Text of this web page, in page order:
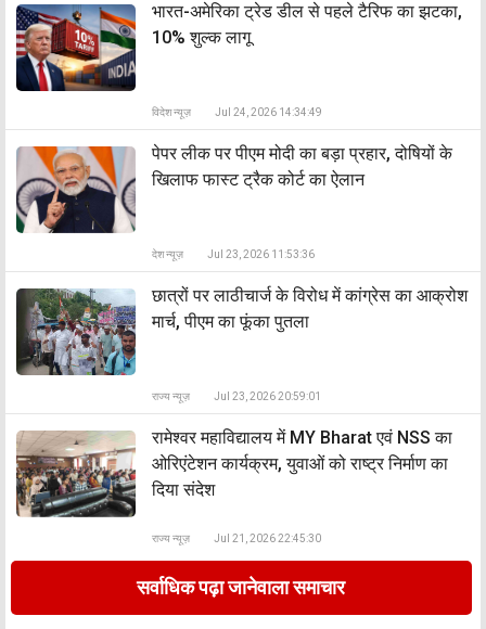
भारत-अमेरिका ट्रेड डील से पहले टैरिफ का झटका,
10% शुल्क लागू
विदेश न्यूज़ Jul 24, 2026 14:34:49
पेपर लीक पर पीएम मोदी का बड़ा प्रहार, दोषियों के
खिलाफ फास्ट ट्रैक कोर्ट का ऐलान
देश न्यूज़ Jul 23, 2026 11:53:36
छात्रों पर लाठीचार्ज के विरोध में कांग्रेस का आक्रोश
मार्च, पीएम का फूंका पुतला
राज्य न्यूज़ Jul 23, 2026 20:59:01
रामेश्वर महाविद्यालय में MY Bharat एवं NSS का
ओरिएंटेशन कार्यक्रम, युवाओं को राष्ट्र निर्माण का
दिया संदेश
राज्य न्यूज़ Jul 21, 2026 22:45:30
सर्वाधिक पढ़ा जानेवाला समाचार